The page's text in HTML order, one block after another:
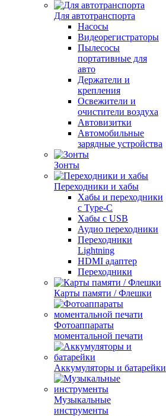
Для автотранспорта
Насосы
Видеорегистраторы
Пылесосы
портативные для
авто
Держатели и
крепления
Освежители и
очистители воздуха
Автовизитки
Автомобильные
зарядные устройства
Зонты
Переходники и хабы
Хабы и переходники
с Type-C
Хабы с USB
Аудио переходники
Переходники
Lightning
HDMI адаптер
Переходники
Карты памяти / Флешки
Фотоаппараты
моментальной печати
Аккумуляторы и батарейки
Музыкальные
инструменты